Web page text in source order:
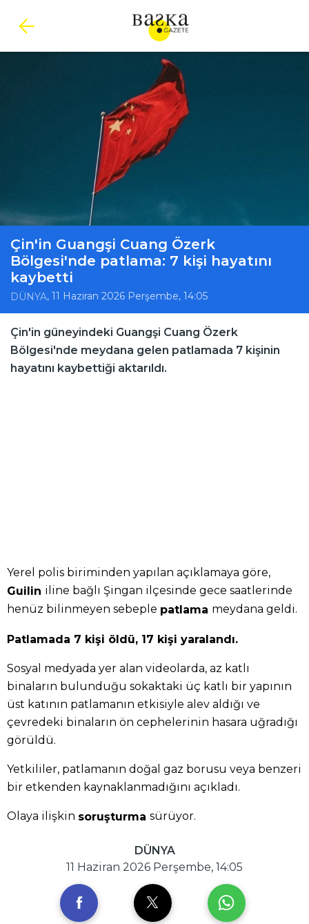
Çin'in Guangşi Cuang Özerk
Bölgesi'nde patlama: 7 kişi hayatını
kaybetti
DÜNYA, 11 Haziran 2026 Perşembe, 14:05
Çin'in güneyindeki Guangşi Cuang Özerk
Bölgesi'nde meydana gelen patlamada 7 kişinin
hayatını kaybettiği aktarıldı.
Yerel polis biriminden yapılan açıklamaya göre,
Guilin iline bağlı Şingan ilçesinde gece saatlerinde
henüz bilinmeyen sebeple patlama meydana geldi.
Patlamada 7 kişi öldü, 17 kişi yaralandı.
Sosyal medyada yer alan videolarda, az katlı
binaların bulunduğu sokaktaki üç katlı bir yapının
üst katının patlamanın etkisiyle alev aldığı ve
çevredeki binaların ön cephelerinin hasara uğradığı
görüldü.
Yetkililer, patlamanın doğal gaz borusu veya benzeri
bir etkenden kaynaklanmadığını açıkladı.
Olaya ilişkin soruşturma sürüyor.
DÜNYA
11 Haziran 2026 Perşembe, 14:05